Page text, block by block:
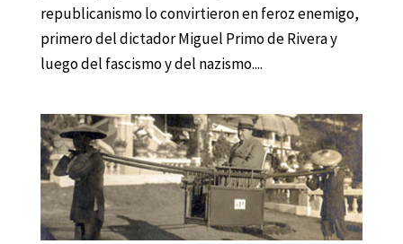
republicanismo lo convirtieron en feroz enemigo,
primero del dictador Miguel Primo de Rivera y
luego del fascismo y del nazismo....